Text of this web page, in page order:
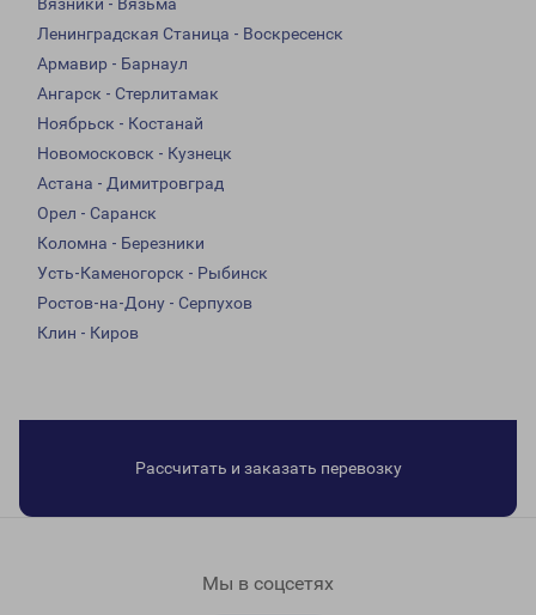
Вязники - Вязьма
Ленинградская Станица - Воскресенск
Армавир - Барнаул
Ангарск - Стерлитамак
Ноябрьск - Костанай
Новомосковск - Кузнецк
Астана - Димитровград
Орел - Саранск
Коломна - Березники
Усть-Каменогорск - Рыбинск
Ростов-на-Дону - Серпухов
Клин - Киров
Рассчитать и заказать перевозку
Мы в соцсетях